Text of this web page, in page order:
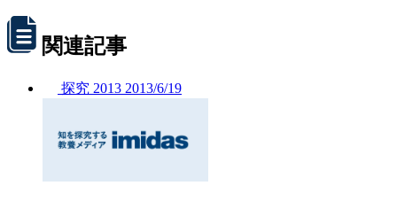
関連記事
探究 2013 2013/6/19